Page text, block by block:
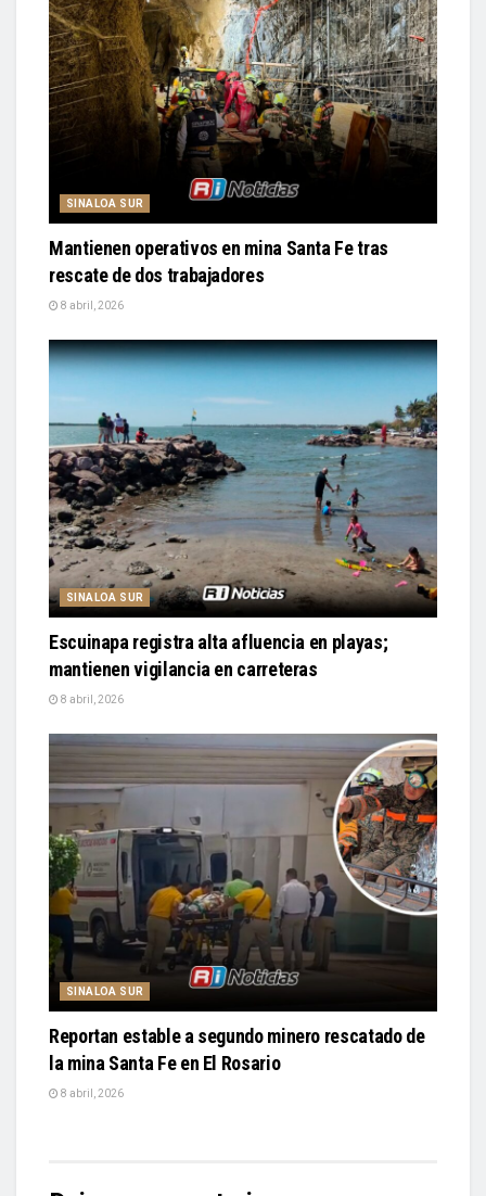
SINALOA SUR
Mantienen operativos en mina Santa Fe tras
rescate de dos trabajadores
8 abril, 2026
SINALOA SUR
Escuinapa registra alta afluencia en playas;
mantienen vigilancia en carreteras
8 abril, 2026
SINALOA SUR
Reportan estable a segundo minero rescatado de
la mina Santa Fe en El Rosario
8 abril, 2026